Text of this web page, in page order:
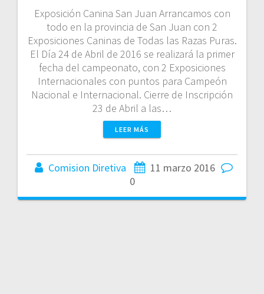
Exposición Canina San Juan Arrancamos con
todo en la provincia de San Juan con 2
Exposiciones Caninas de Todas las Razas Puras.
El Día 24 de Abril de 2016 se realizará la primer
fecha del campeonato, con 2 Exposiciones
Internacionales con puntos para Campeón
Nacional e Internacional. Cierre de Inscripción
23 de Abril a las…
LEER MÁS
Comision Diretiva
11 marzo 2016
0